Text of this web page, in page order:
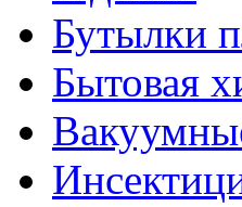
Бутылки
Бытовая